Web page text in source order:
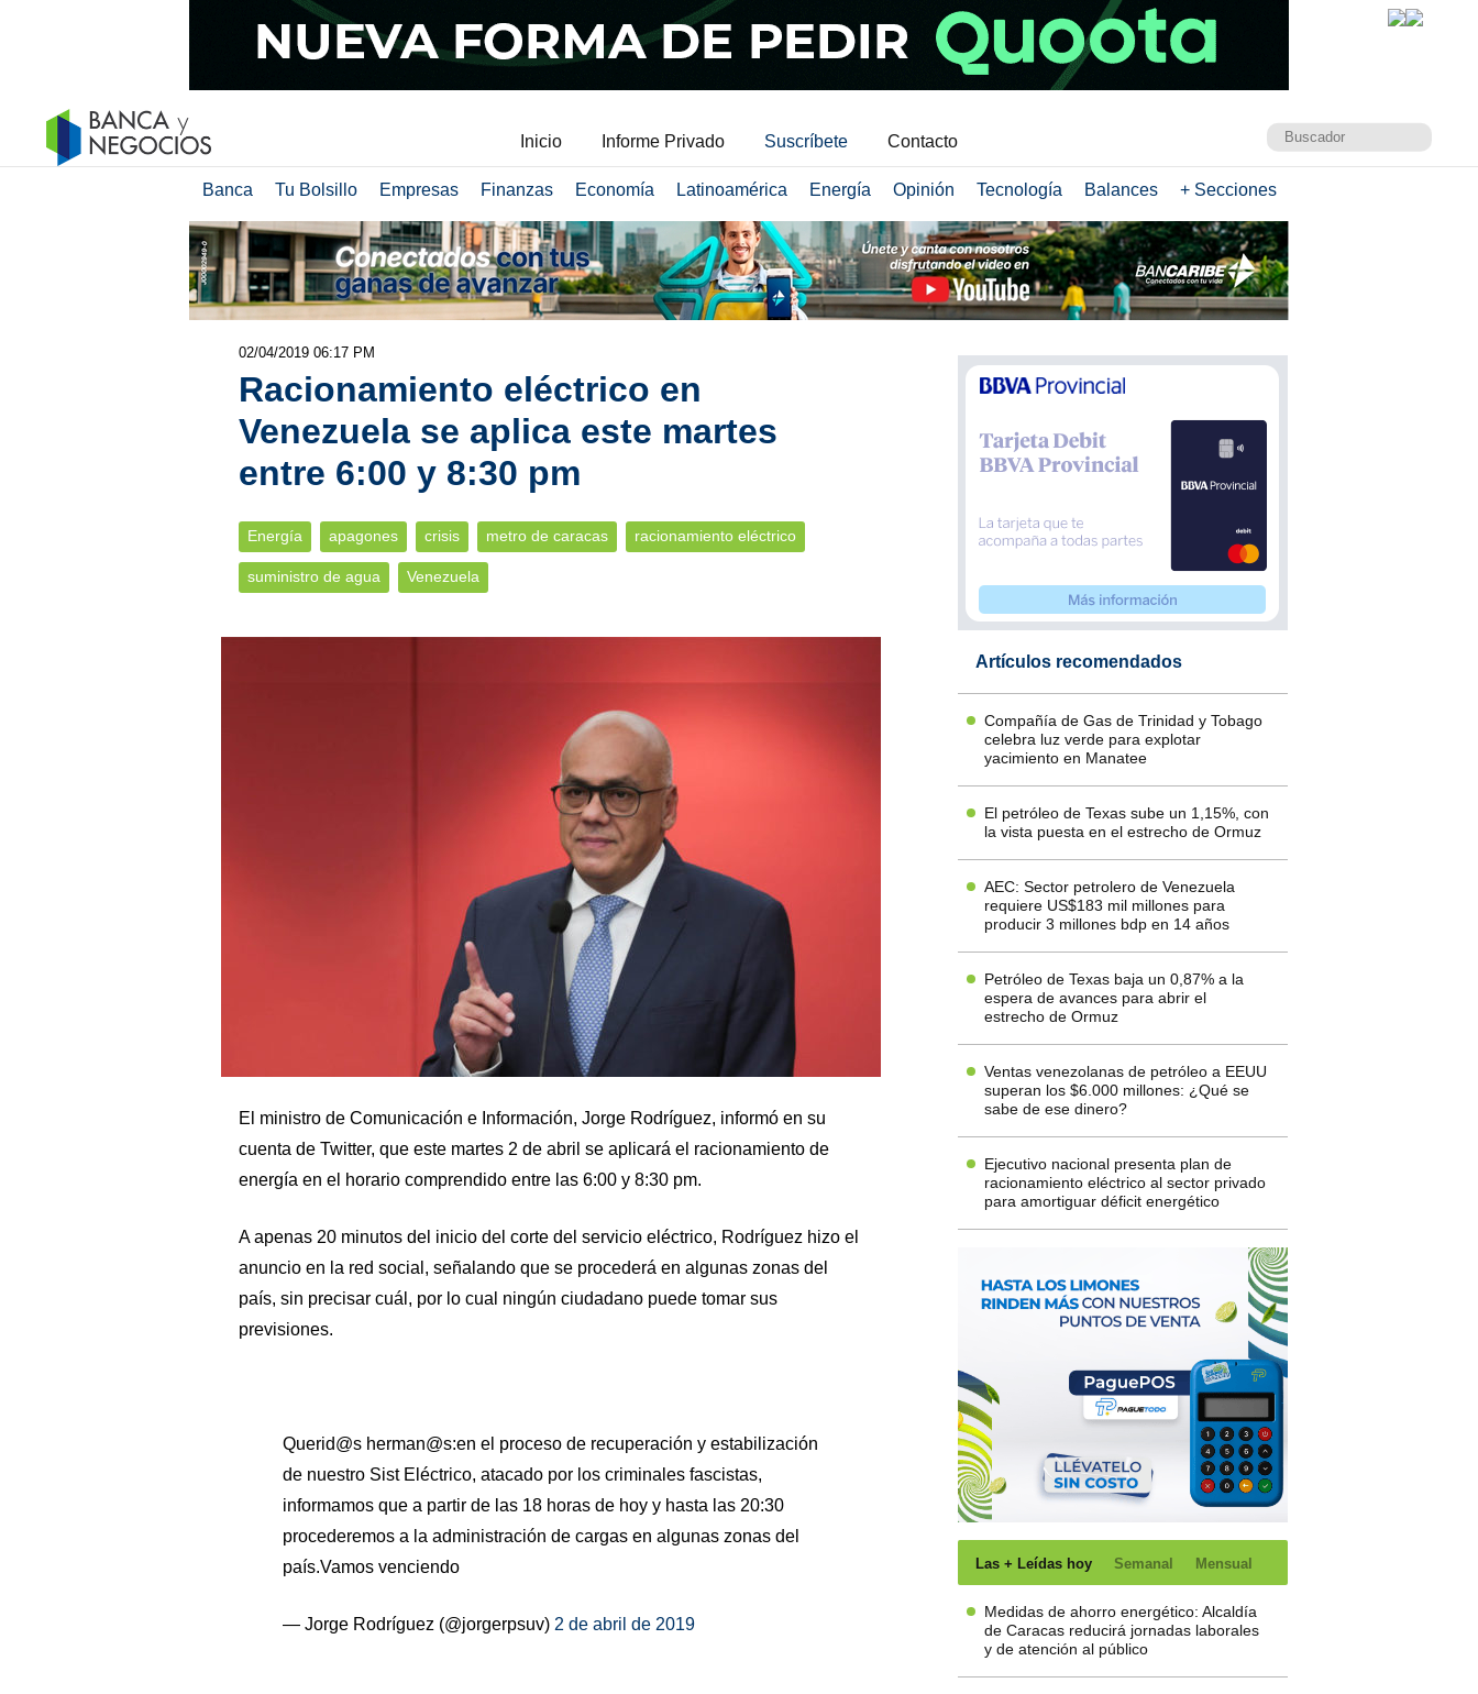
Inicio Informe Privado Suscríbete Contacto
Banca Tu Bolsillo Empresas Finanzas Economía Latinoamérica Energía Opinión Tecnología Balances + Secciones
02/04/2019 06:17 PM
Racionamiento eléctrico en
Venezuela se aplica este martes
entre 6:00 y 8:30 pm
Energía apagones crisis metro de caracas racionamiento eléctrico
suministro de agua Venezuela
El ministro de Comunicación e Información, Jorge Rodríguez, informó en su
cuenta de Twitter, que este martes 2 de abril se aplicará el racionamiento de
energía en el horario comprendido entre las 6:00 y 8:30 pm.
A apenas 20 minutos del inicio del corte del servicio eléctrico, Rodríguez hizo el
anuncio en la red social, señalando que se procederá en algunas zonas del
país, sin precisar cuál, por lo cual ningún ciudadano puede tomar sus
previsiones.
Querid@s herman@s:en el proceso de recuperación y estabilización
de nuestro Sist Eléctrico, atacado por los criminales fascistas,
informamos que a partir de las 18 horas de hoy y hasta las 20:30
procederemos a la administración de cargas en algunas zonas del
país.Vamos venciendo
— Jorge Rodríguez (@jorgerpsuv) 2 de abril de 2019
Artículos recomendados
Compañía de Gas de Trinidad y Tobago
celebra luz verde para explotar
yacimiento en Manatee
El petróleo de Texas sube un 1,15%, con
la vista puesta en el estrecho de Ormuz
AEC: Sector petrolero de Venezuela
requiere US$183 mil millones para
producir 3 millones bdp en 14 años
Petróleo de Texas baja un 0,87% a la
espera de avances para abrir el
estrecho de Ormuz
Ventas venezolanas de petróleo a EEUU
superan los $6.000 millones: ¿Qué se
sabe de ese dinero?
Ejecutivo nacional presenta plan de
racionamiento eléctrico al sector privado
para amortiguar déficit energético
Las + Leídas hoy Semanal Mensual
Medidas de ahorro energético: Alcaldía
de Caracas reducirá jornadas laborales
y de atención al público